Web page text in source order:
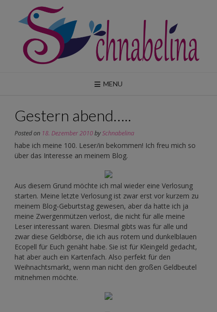
content
MENU
Gestern abend…..
Posted on 18. Dezember 2010bySchnabelina
habe ich meine 100. Leser/in bekommen! Ich freu mich so
über das Interesse an meinem Blog.
Aus diesem Grund möchte ich mal wieder eine Verlosung
starten. Meine letzte Verlosung ist zwar erst vor kurzem zu
meinem Blog-Geburtstag gewesen, aber da hatte ich ja
meine Zwergenmützen verlost, die nicht für alle meine
Leser interessant waren. Diesmal gibts was für alle und
zwar diese Geldbörse, die ich aus rotem und dunkelblauen
Ecopell für Euch genäht habe. Sie ist für Kleingeld gedacht,
hat aber auch ein Kartenfach. Also perfekt für den
Weihnachtsmarkt, wenn man nicht den großen Geldbeutel
mitnehmen möchte.